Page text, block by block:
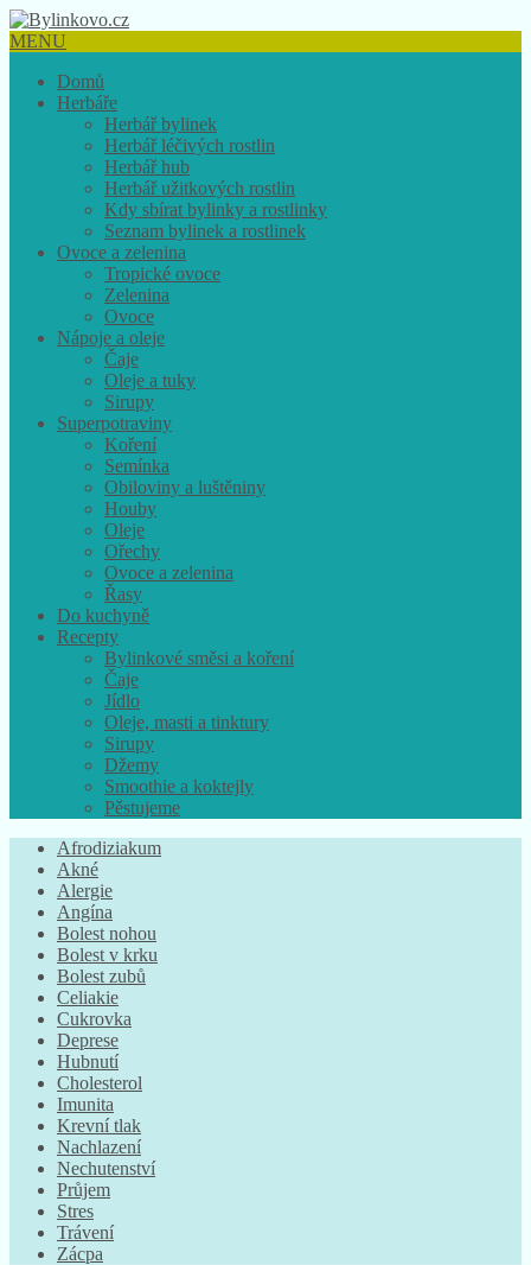
MENU
Domů
Herbáře
Herbář bylinek
Herbář léčivých rostlin
Herbář hub
Herbář užitkových rostlin
Kdy sbírat bylinky a rostlinky
Seznam bylinek a rostlinek
Ovoce a zelenina
Tropické ovoce
Zelenina
Ovoce
Nápoje a oleje
Čaje
Oleje a tuky
Sirupy
Superpotraviny
Koření
Semínka
Obiloviny a luštěniny
Houby
Oleje
Ořechy
Ovoce a zelenina
Řasy
Do kuchyně
Recepty
Bylinkové směsi a koření
Čaje
Jídlo
Oleje, masti a tinktury
Sirupy
Džemy
Smoothie a koktejly
Pěstujeme
Afrodiziakum
Akné
Alergie
Angína
Bolest nohou
Bolest v krku
Bolest zubů
Celiakie
Cukrovka
Deprese
Hubnutí
Cholesterol
Imunita
Krevní tlak
Nachlazení
Nechutenství
Průjem
Stres
Trávení
Zácpa